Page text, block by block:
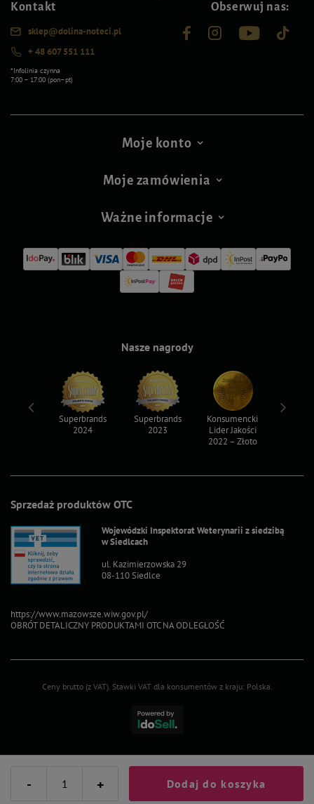
- + Dodaj do koszyka
Kontakt
sklep@dolina-noteci.pl
+ 48 607 551 111
*Infolinia czynna
7:00 – 17:00 (pon–pt)
Obserwuj nas:
Moje konto
Moje zamówienia
Ważne informacje
Sprzedaż produktów OTC
Wojewódzki Inspektorat Weterynarii z siedzibą
w Siedlcach
ul. Kazimierzowska 29
08-110 Siedlce
https://www.mazowsze.wiw.gov.pl/
OBRÓT DETALICZNY PRODUKTAMI OTC NA ODLEGŁOŚĆ
Nasze nagrody
Superbrands
2024
Superbrands
2023
Konsumencki
Lider Jakości
2022 – Złoto
Ceny brutto (z VAT). Stawki VAT dla konsumentów z kraju: Polska